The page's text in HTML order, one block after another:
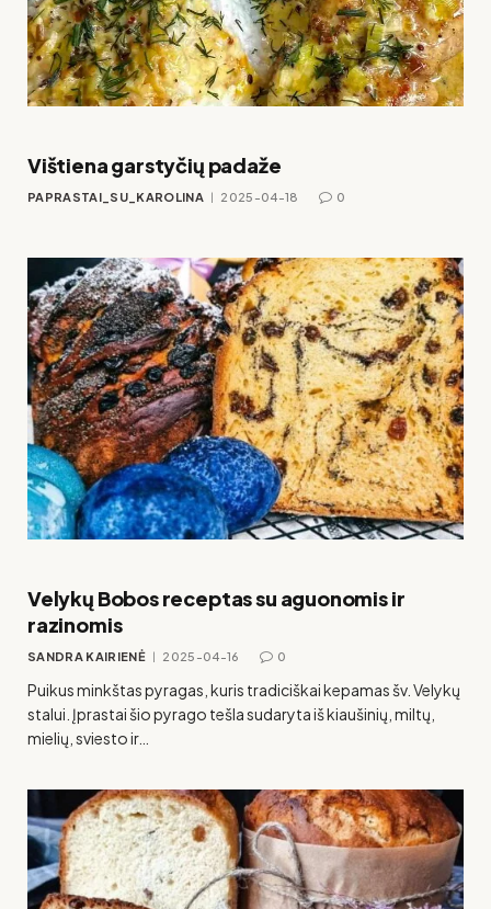
Vištiena garstyčių padaže
PAPRASTAI_SU_KAROLINA 2025-04-18 0
Velykų Bobos receptas su aguonomis ir
razinomis
SANDRA KAIRIENĖ 2025-04-16 0
Puikus minkštas pyragas, kuris tradiciškai kepamas šv. Velykų
stalui. Įprastai šio pyrago tešla sudaryta iš kiaušinių, miltų,
mielių, sviesto ir…